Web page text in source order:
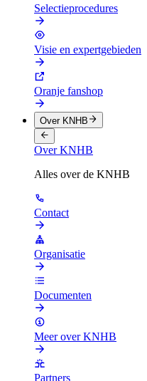
Selectieprocedures
Visie en expertgebieden
Oranje fanshop
Over KNHB
Over KNHB
Alles over de KNHB
Contact
Organisatie
Documenten
Meer over KNHB
Partners